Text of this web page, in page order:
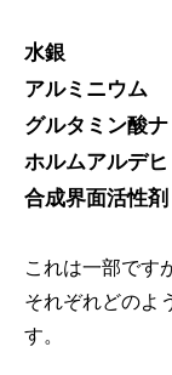
水銀
アルミニウム
グルタミン酸
ホルムアルデヒ
合成界面活性剤
これは一部です
それぞれどのよ
す。